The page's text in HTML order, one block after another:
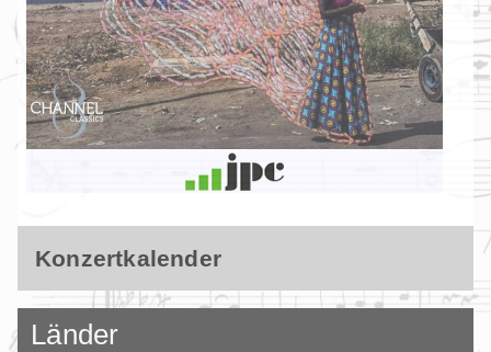
Konzertkalender
Länder